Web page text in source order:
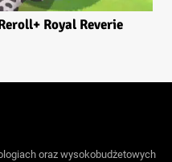
Royal Reverie
oraz wysokobudżetowych